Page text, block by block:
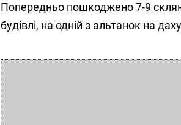
Попередньо пошкоджено 7-9
будівлі, на одній з альтанок на